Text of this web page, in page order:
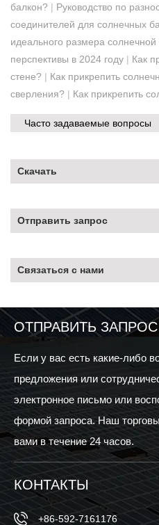
балкон? | Руководство по
соединителей для солнечных
идеального размера
перспективы в 2024 году | Как
стене? | Как прикрепить
сверления? | Как прикрепить
Часто задаваемые вопросы
Скачать
Отправить запрос
Связаться с нами
ОТПРАВИТЬ ЗАПРОС
Если у вас есть какие-либо
предложения или
электронное письмо или
формой запроса. Наш
вами в течение 24 часов.
КОНТАКТЫ
+86-592-7161176